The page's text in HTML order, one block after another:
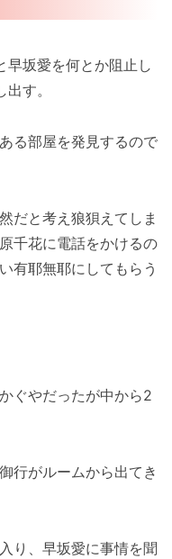
早坂愛を何とか阻止し
す。
る部屋を発見するので
だと考え狼狽えてしま
千花に電話をかけるの
有耶無耶にしてもらう
ぐやだったが中から2
行がルームから出てき
り、早坂愛に事情を聞